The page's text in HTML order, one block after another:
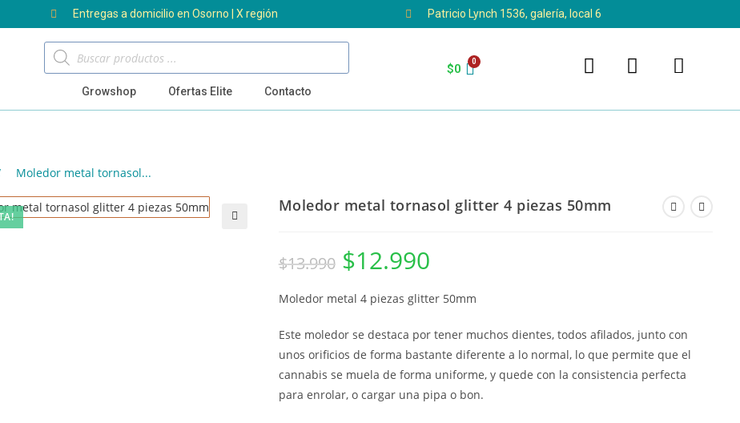
Entregas a domicilio en Osorno | X región Patricio Lynch 1536, galería, local 6
Growshop Ofertas Elite Contacto
$0
Moledor metal tornasol...
Moledor metal tornasol glitter 4 piezas 50mm
$13.990 $12.990
Moledor metal 4 piezas glitter 50mm
Este moledor se destaca por tener muchos dientes, todos afilados, junto con
unos orificios de forma bastante diferente a lo normal, lo que permite que el
cannabis se muela de forma uniforme, y quede con la consistencia perfecta
para enrolar, o cargar una pipa o bon.